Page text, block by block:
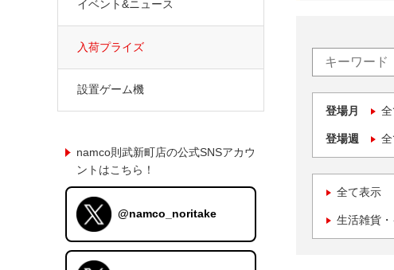
登場月
登場週
全て表示
生活雑貨
イベント&ニュース
入荷プライズ
設置ゲーム機
namco則武新町店の公式SNSアカウ
ントはこちら！
@namco_noritake